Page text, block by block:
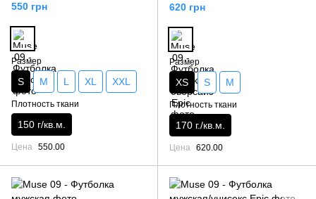
550 грн
Размер
S M L XL XXL
Плотность ткани
150 г/кв.м.
Цена 550.00
620 грн
Размер
XS S M
Плотность ткани
170 г./кв.м.
Цена 620.00